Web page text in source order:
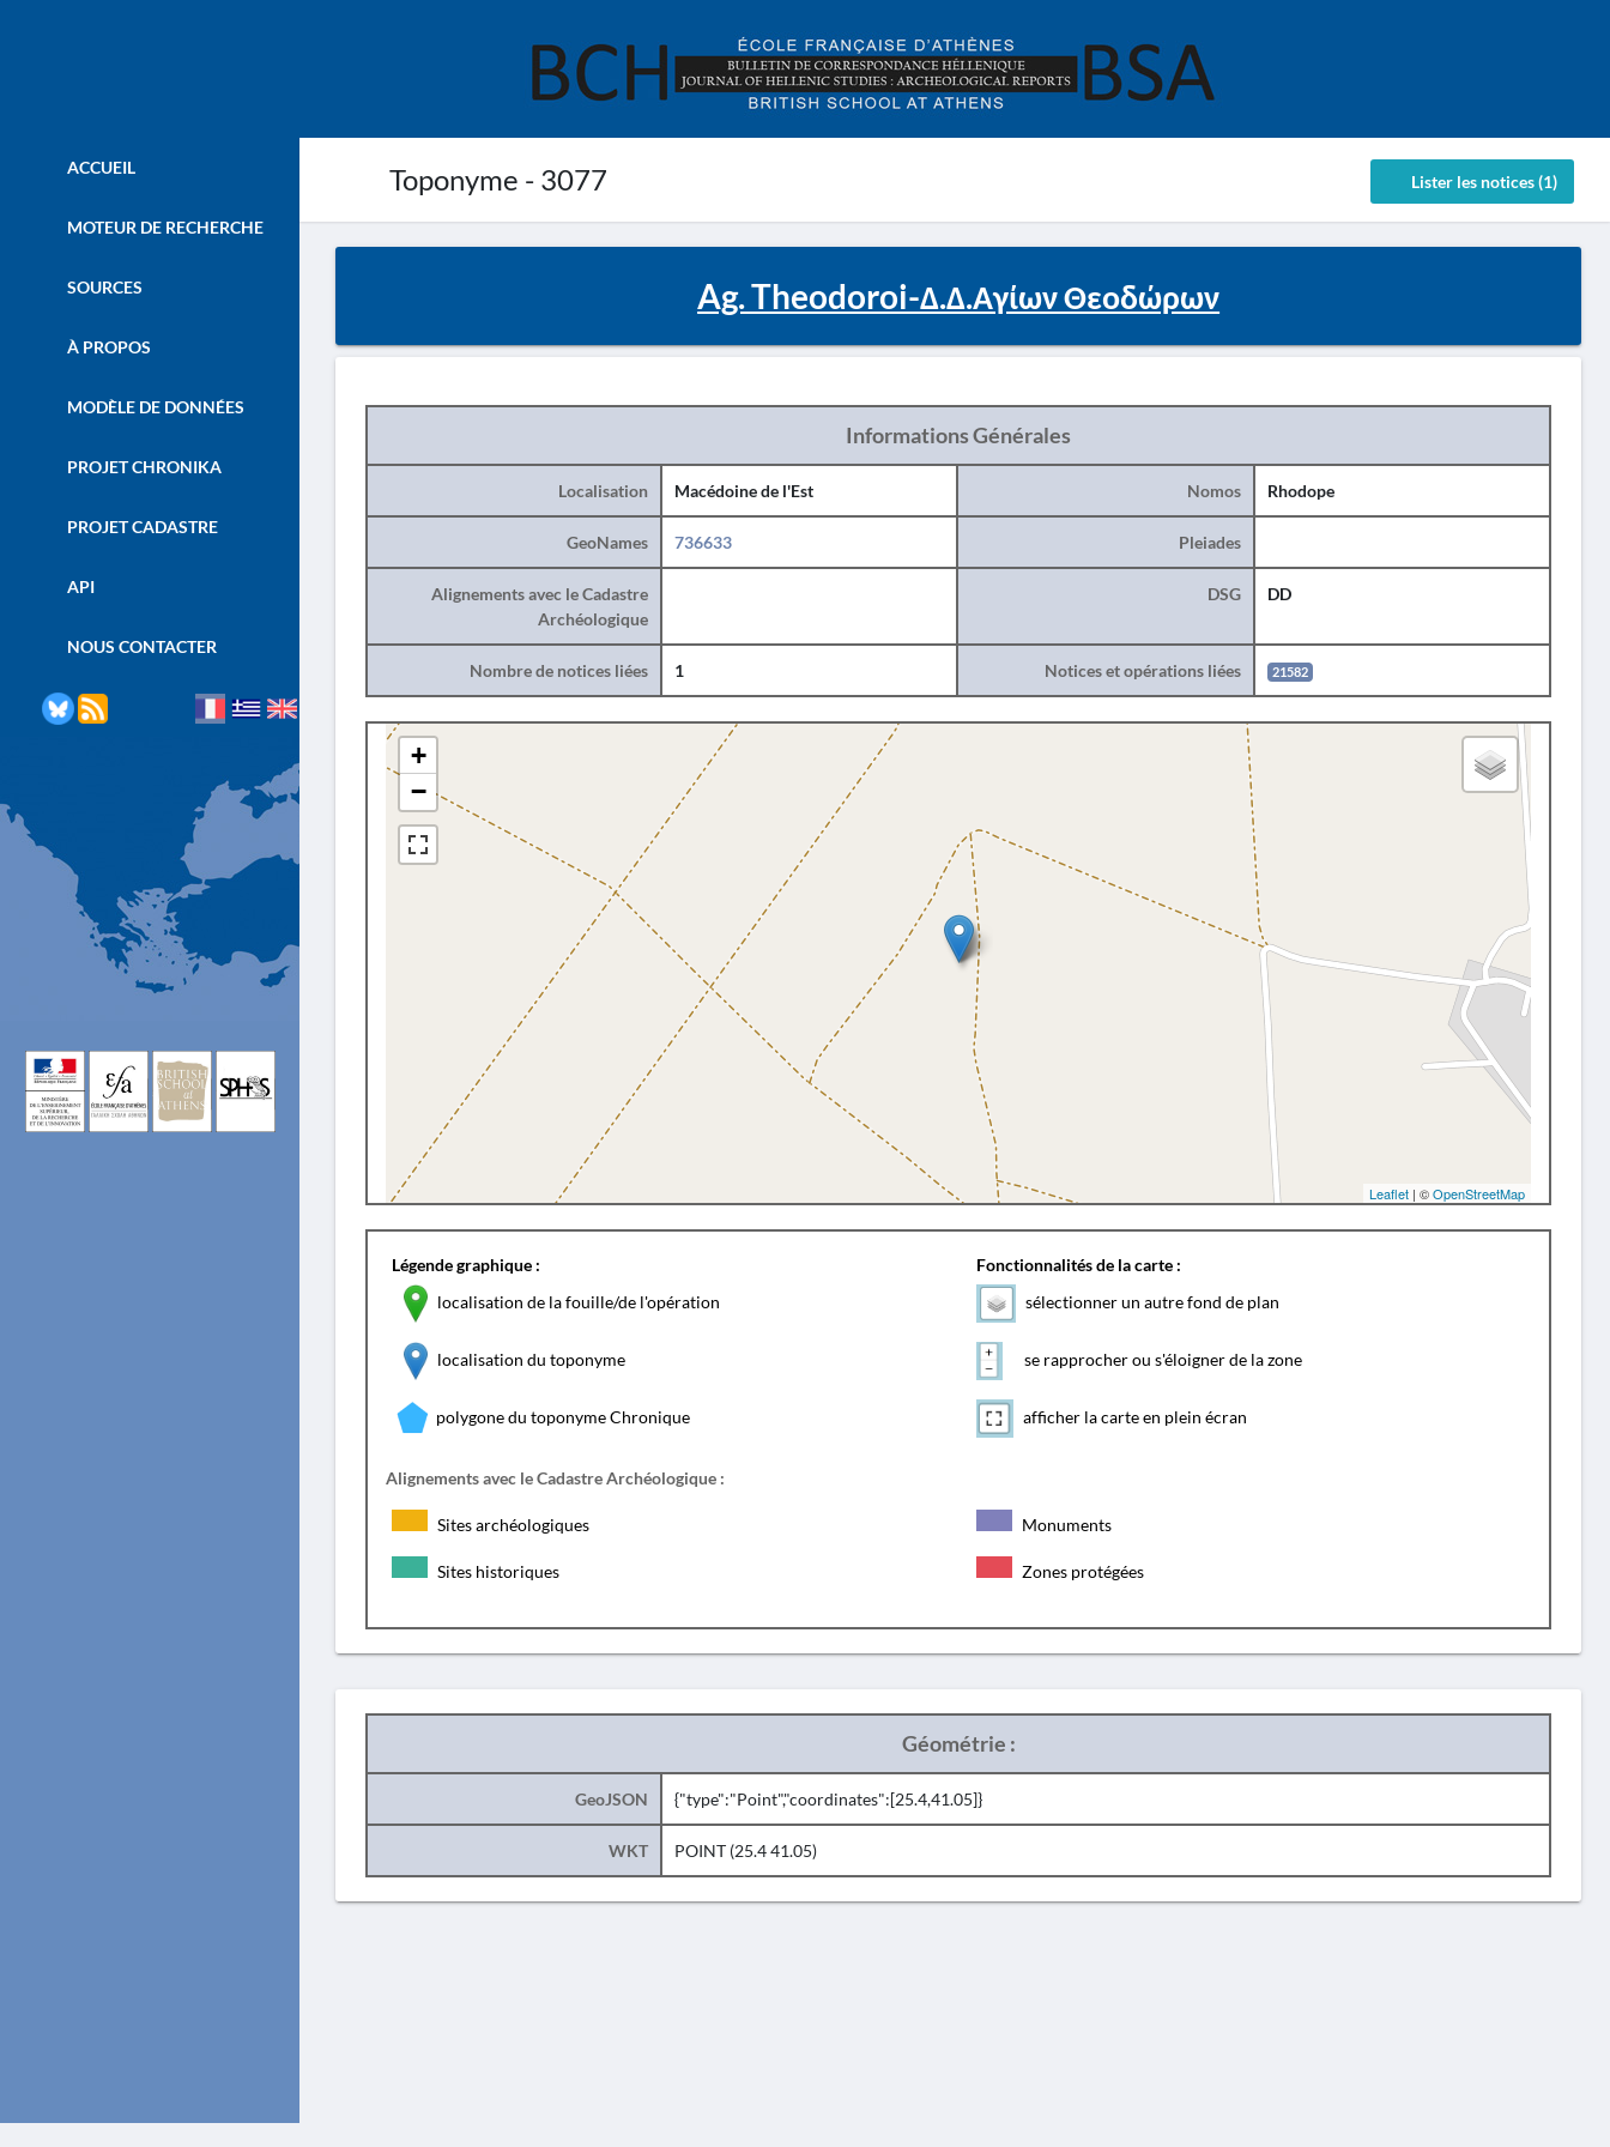
Toponyme - 3077 Lister les notices (1)
ACCUEIL
MOTEUR DE RECHERCHE
SOURCES
À PROPOS
MODÈLE DE DONNÉES
PROJET CHRONIKA
PROJET CADASTRE
API
NOUS CONTACTER
Ag. Theodoroi-Δ.Δ.Αγίων Θεοδώρων
Informations Générales
Localisation Macédoine de l'Est Nomos Rhodope
GeoNames 736633 Pleiades
Alignements avec le Cadastre
Archéologique
DSG DD
Nombre de notices liées 1 Notices et opérations liées 21582
+
−
Leaflet | ©OpenStreetMap
Légende graphique :
localisation de la fouille/de l'opération
localisation du toponyme
polygone du toponyme Chronique
Fonctionnalités de la carte :
sélectionner un autre fond de plan
se rapprocher ou s'éloigner de la zone
afficher la carte en plein écran
Alignements avec le Cadastre Archéologique :
Sites archéologiques Monuments
Sites historiques Zones protégées
Géométrie :
GeoJSON {"type":"Point","coordinates":[25.4,41.05]}
WKT POINT (25.4 41.05)